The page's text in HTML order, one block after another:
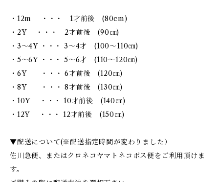
・12m ・・・ 1才前後 (80cm)
・2Y ・・・ 2才前後 (90㎝)
・3～4Y ・・・ 3～4才 (100～110㎝)
・5～6Y ・・・ 5～6才 (110～120㎝)
・6Y ・・・ 6才前後 (120㎝)
・8Y ・・・ 8才前後 (130㎝)
・10Y ・・・ 10才前後 (140㎝)
・12Y ・・・ 12才前後 (150㎝)
▼配送について(※配送指定時間が変わりました）
佐川急便、またはクロネコヤマトネコポス便をご利用頂けま
す。